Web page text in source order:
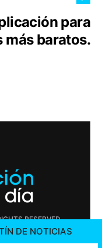
para
más baratos.
RESERVED
DE NOTICIAS